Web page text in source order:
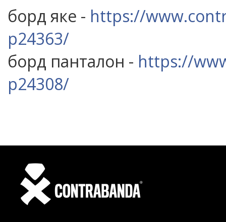
борд яке - https://
p24363/
борд панталон - https://
p24308/